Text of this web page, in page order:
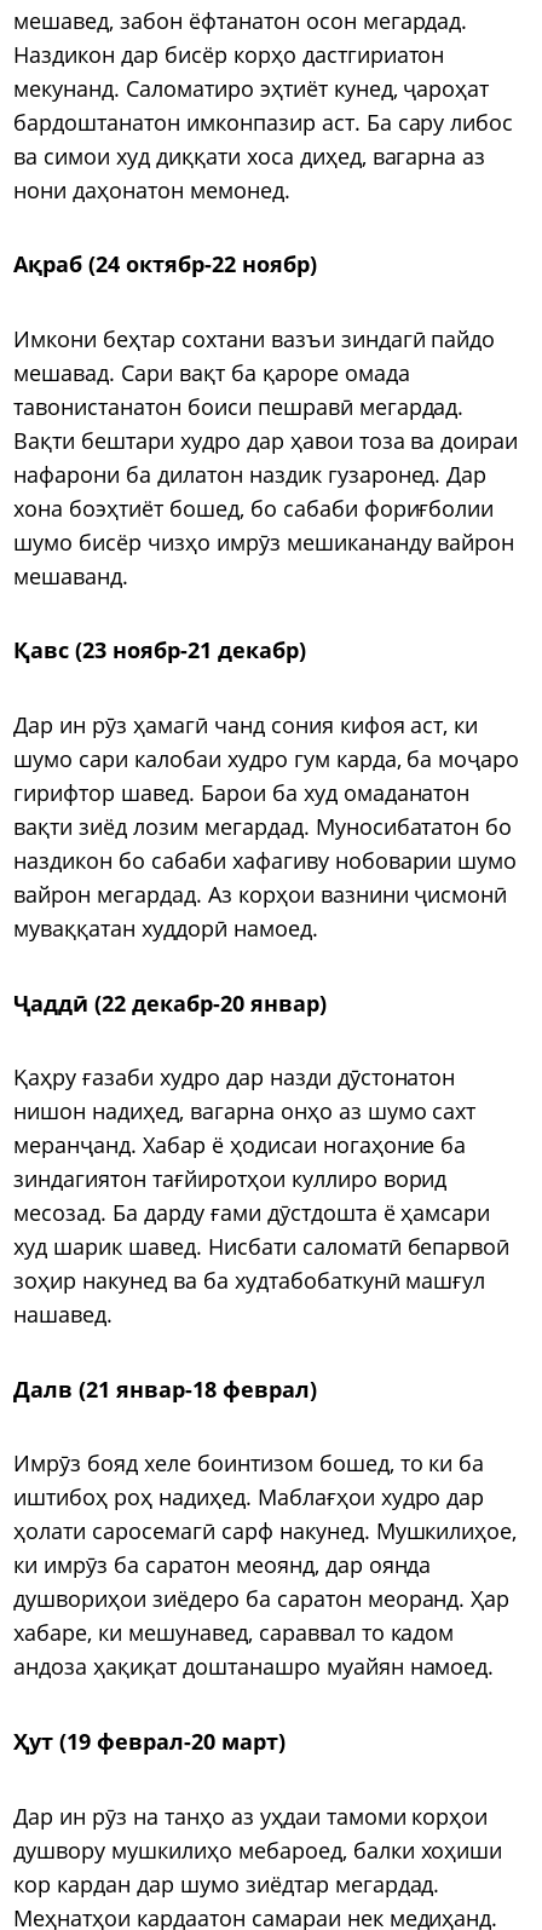
мешавед, забон ёфтанатон осон мегардад.
Наздикон дар бисёр корҳо дастгириатон
мекунанд. Саломатиро эҳтиёт кунед, ҷароҳат
бардоштанатон имконпазир аст. Ба сару либос
ва симои худ диққати хоса диҳед, вагарна аз
нони даҳонатон мемонед.
Ақраб (24 октябр-22 ноябр)
Имкони беҳтар сохтани вазъи зиндагӣ пайдо
мешавад. Сари вақт ба қароре омада
тавонистанатон боиси пешравӣ мегардад.
Вақти бештари худро дар ҳавои тоза ва доираи
нафарони ба дилатон наздик гузаронед. Дар
хона боэҳтиёт бошед, бо сабаби фориғболии
шумо бисёр чизҳо имрӯз мешикананду вайрон
мешаванд.
Қавс (23 ноябр-21 декабр)
Дар ин рӯз ҳамагӣ чанд сония кифоя аст, ки
шумо сари калобаи худро гум карда, ба моҷаро
гирифтор шавед. Барои ба худ омаданатон
вақти зиёд лозим мегардад. Муносибататон бо
наздикон бо сабаби хафагиву нобоварии шумо
вайрон мегардад. Аз корҳои вазнини ҷисмонӣ
муваққатан худдорӣ намоед.
Ҷаддӣ (22 декабр-20 январ)
Қаҳру ғазаби худро дар назди дӯстонатон
нишон надиҳед, вагарна онҳо аз шумо сахт
меранҷанд. Хабар ё ҳодисаи ногаҳоние ба
зиндагиятон тағйиротҳои куллиро ворид
месозад. Ба дарду ғами дӯстдошта ё ҳамсари
худ шарик шавед. Нисбати саломатӣ бепарвоӣ
зоҳир накунед ва ба худтабобаткунӣ машғул
нашавед.
Далв (21 январ-18 феврал)
Имрӯз бояд хеле боинтизом бошед, то ки ба
иштибоҳ роҳ надиҳед. Маблағҳои худро дар
ҳолати саросемагӣ сарф накунед. Мушкилиҳое,
ки имрӯз ба саратон меоянд, дар оянда
душвориҳои зиёдеро ба саратон меоранд. Ҳар
хабаре, ки мешунавед, сараввал то кадом
андоза ҳақиқат доштанашро муайян намоед.
Ҳут (19 феврал-20 март)
Дар ин рӯз на танҳо аз уҳдаи тамоми корҳои
душвору мушкилиҳо мебароед, балки хоҳиши
кор кардан дар шумо зиёдтар мегардад.
Меҳнатҳои кардаатон самараи нек медиҳанд.